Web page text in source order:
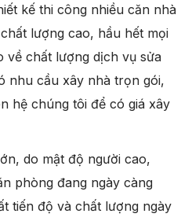
kế thi công nhiều căn nhà
lượng cao, hầu hết mọi
về chất lượng dịch vụ sửa
nhu cầu xây nhà trọn gói,
hệ chúng tôi để có giá xây
do mật độ người cao,
phòng đang ngày càng
tiến độ và chất lượng ngày